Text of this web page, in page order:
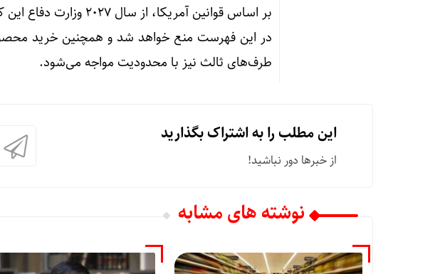
بر اساس قوانین
در این فهرست منع خواهد شد و همچنین خرید
طرف‌های ثالث نیز با محدودیت مواجه می‌شود.
این مطلب را به اشتراک بگذارید
از خبرها دور نباشید!
نوشته های مشابه